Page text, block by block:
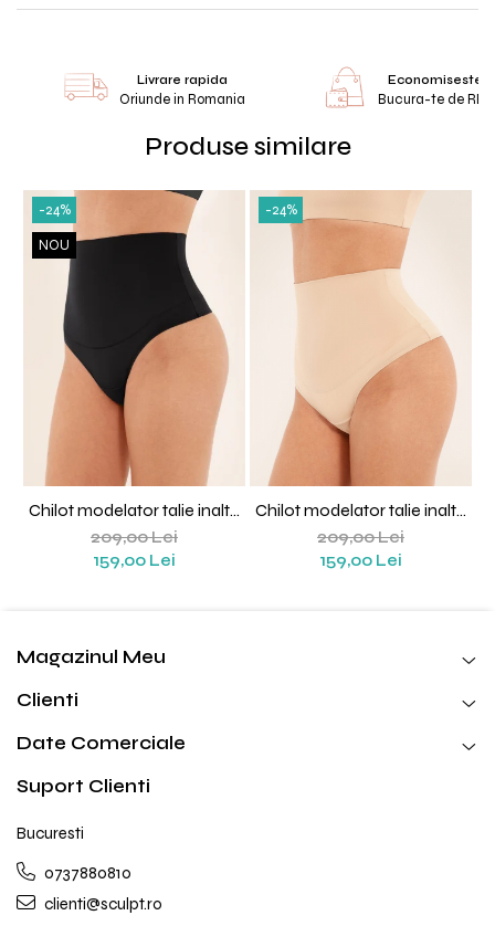
Livrare rapida
Oriunde in Romania
Economiseste
Bucura-te de
Produse similare
-24%
NOU
Chilot modelator talie inalta
Isadora (Negru)
209,00 Lei
159,00 Lei
-24%
Chilot modelator talie inalta
Isadora (Nude)
209,00 Lei
159,00 Lei
Magazinul Meu
Clienti
Date Comerciale
Suport Clienti
Bucuresti
0737880810
clienti@sculpt.ro